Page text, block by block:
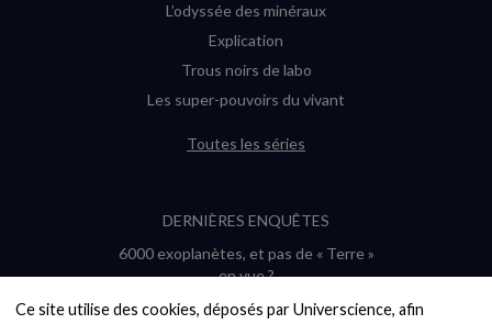
Ce site utilise des cookies, déposés par Universcience, afin
L’odyssée des minéraux
Explication
Trous noirs de labo
Les super-pouvoirs du vivant
Toutes les séries
DERNIÈRES ENQUÊTES
6000 exoplanètes, et pas de « Terre »
en vue ?
Quel avenir pour les cryptos ?